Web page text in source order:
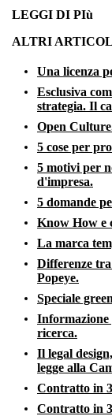
LEGGI DI PIù
ALTRI
Una licenza
Esclusiva
strategia. Il
Open
5 cose per
5 motivi per
d'impresa.
5 domande
Know How e
La marca
Differenze
Popeye.
Speciale
Informazione
ricerca.
Il legal
legge alla
Contratto in
Contratto in